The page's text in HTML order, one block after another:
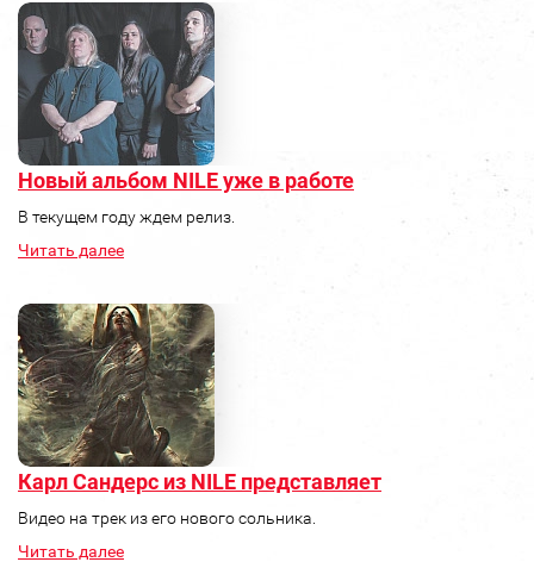
Новый альбом NILE уже в работе
В текущем году ждем релиз.
Читать далее
Карл Сандерс из NILE представляет
Видео на трек из его нового сольника.
Читать далее